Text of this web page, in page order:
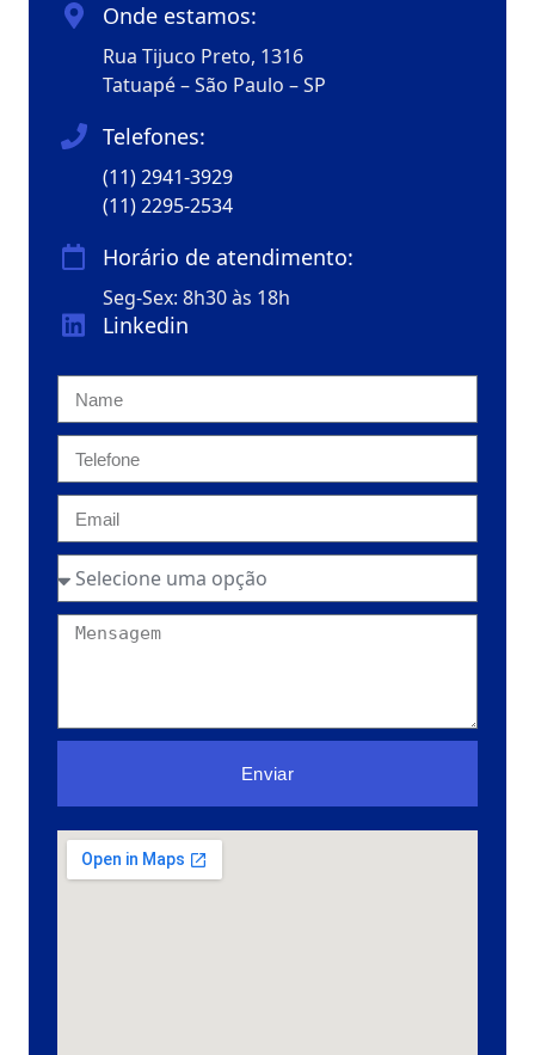
Onde estamos:
Rua Tijuco Preto, 1316
Tatuapé – São Paulo – SP
Telefones:
(11) 2941-3929
(11) 2295-2534
Horário de atendimento:
Seg-Sex: 8h30 às 18h
Linkedin
Enviar